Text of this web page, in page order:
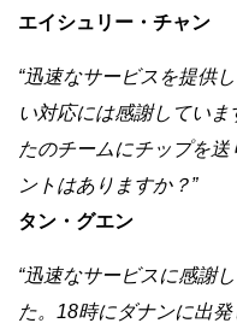
エイシュリー・チャン
“迅速なサービスを提供
い対応には感謝してい
たのチームにチップを
ントはありますか？”
タン・グエン
“迅速なサービスに感謝
た。18時にダナンに出